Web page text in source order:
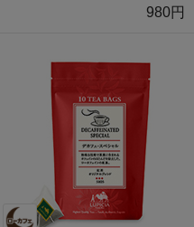
980円